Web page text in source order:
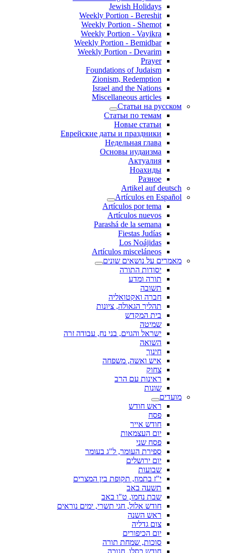
Jewish Holidays
Weekly Portion - Bereshit
Weekly Portion - Shemot
Weekly Portion - Vayikra
Weekly Portion - Bemidbar
Weekly Portion - Devarim
Prayer
Foundations of Judaism
Zionism, Redemption
Israel and the Nations
Miscellaneous articles
Статьи на русском
Статьи по темам
Новые статьи
Еврейские даты и праздники
Недельная глава
Основы иудаизма
Актуалия
Ноахиды
Разное
Artikel auf deutsch
Artículos en Español
Artículos por tema
Artículos nuevos
Parashá de la semana
Fiestas Judías
Los Noájidas
Artículos misceláneos
מאמרים על נושאים שונים
יסודות התורה
תורה ומדע
תשובה
חברה ואקטואליה
תהליך הגאולה, ציונות
בית המקדש
שמיטה
ישראל והגוים, בני נח, עבודה זרה
השואה
חינוך
איש ואשה, משפחה
צחוק
ראינות עם הרב
שונות
מועדים
ראש חודש
פסח
חודש אייר
יום העצמאות
פסח שני
ספירת העומר, ל"ג בעומר
יום ירושלים
שבועות
י"ז בתמוז, תקופת בין המצרים
תשעה באב
שבת נחמו, ט"ו באב
חודש אלול, חגי תשרי, ימים נוראים
ראש השנה
צום גדליה
יום הכיפורים
סוכות, שמחת תורה
חודש כסלו, חנוכה